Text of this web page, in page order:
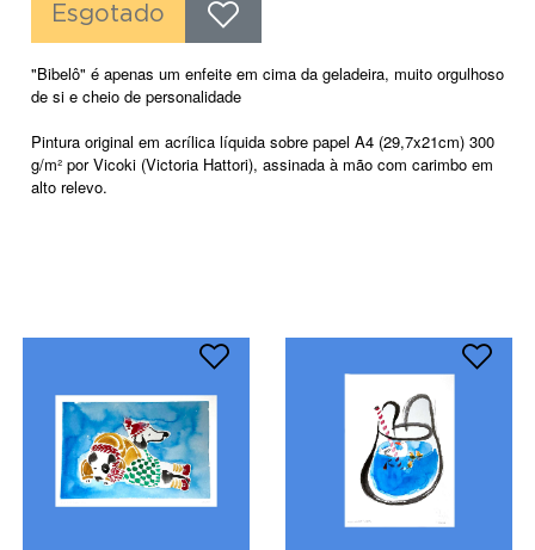
Esgotado
"Bibelô" é apenas um enfeite em cima da geladeira, muito orgulhoso
de si e cheio de personalidade
Pintura original em acrílica líquida sobre papel A4 (29,7x21cm) 300
g/m² por Vicoki (Victoria Hattori), assinada à mão com carimbo em
alto relevo.